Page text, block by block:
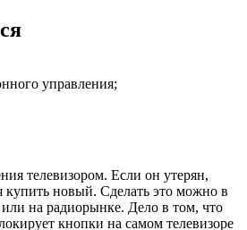
управления;
телевизором. Если он утерян,
купить новый. Сделать это можно в
на радиорынке. Дело в том, что
кнопки на самом телевизоре